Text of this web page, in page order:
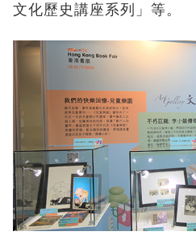
文化歷史講座系列」等。